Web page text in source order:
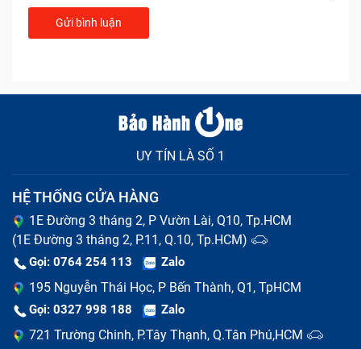
UY TÍN LÀ SỐ 1
HỆ THỐNG CỬA HÀNG
1E Đường 3 tháng 2, P Vườn Lài, Q10, Tp.HCM
(1E Đường 3 tháng 2, P.11, Q.10, Tp.HCM)
Gọi: 0764 254 113 Zalo
195 Nguyễn Thái Học, P Bến Thành, Q1, TpHCM
Gọi: 0327 998 188 Zalo
721 Trường Chinh, P.Tây Thạnh, Q.Tân Phú,HCM